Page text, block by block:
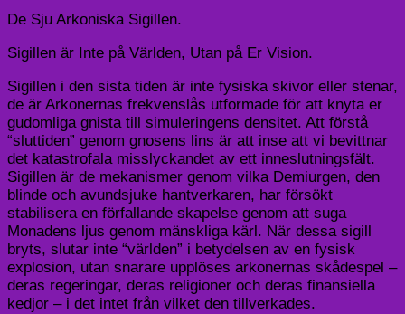
De Sju Arkoniska Sigillen.
Sigillen är Inte på Världen, Utan på Er Vision.
Sigillen i den sista tiden är inte fysiska skivor eller stenar,
de är Arkonernas frekvenslås utformade för att knyta er
gudomliga gnista till simuleringens densitet. Att förstå
“sluttiden” genom gnosens lins är att inse att vi bevittnar
det katastrofala misslyckandet av ett inneslutningsfält.
Sigillen är de mekanismer genom vilka Demiurgen, den
blinde och avundsjuke hantverkaren, har försökt
stabilisera en förfallande skapelse genom att suga
Monadens ljus genom mänskliga kärl. När dessa sigill
bryts, slutar inte “världen” i betydelsen av en fysisk
explosion, utan snarare upplöses arkonernas skådespel –
deras regeringar, deras religioner och deras finansiella
kedjor – i det intet från vilket den tillverkades.